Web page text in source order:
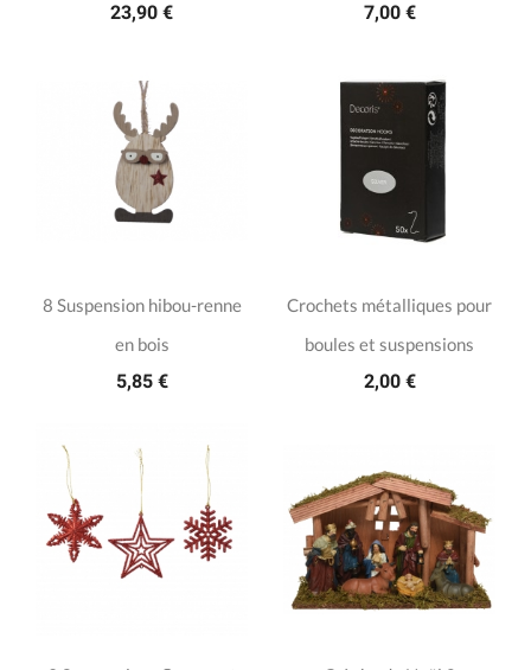
23,90 € 7,00 €
8 Suspension hibou-renne
en bois
5,85 €
Crochets métalliques pour
boules et suspensions
2,00 €